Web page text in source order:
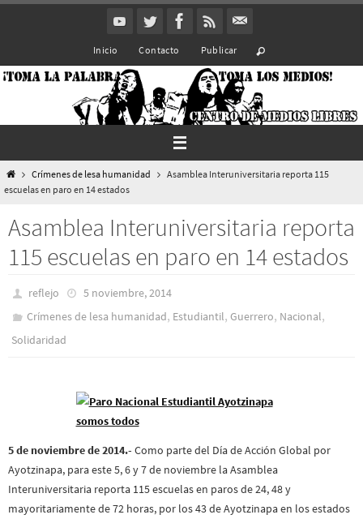
Inicio Contacto Publicar
InicioCrímenes de lesa humanidad
Asamblea Interuniversitaria reporta 115
escuelas en paro en 14 estados
Asamblea Interuniversitaria reporta
115 escuelas en paro en 14 estados
reflejo
5 noviembre, 2014
Crímenes de lesa humanidad, Estudiantil,Guerrero, Nacional,
Solidaridad
5 de noviembre de 2014.- Como parte del Día de Acción Global por
Ayotzinapa, para este 5, 6 y 7 de noviembre la Asamblea
Interuniversitaria reporta 115 escuelas en paros de 24, 48 y
mayoritariamente de 72 horas, por los 43 de Ayotzinapa en los estados